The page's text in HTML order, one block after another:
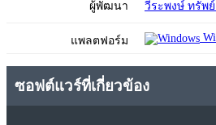
ผู้พัฒนา วีระพงษ์ ทรัพ
แพลตฟอร์ม
ซอฟต์แวร์ที่เกี่ยวข้อง